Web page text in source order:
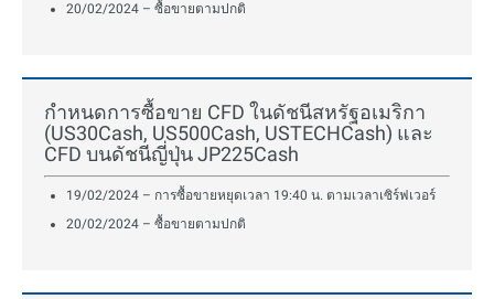
20/02/2024 – ซื้อขายตามปกติ
กำหนดการซื้อขาย CFD ในดัชนีสหรัฐอเมริกา
(US30Cash, US500Cash, USTECHCash) และ
CFD บนดัชนีญี่ปุ่น JP225Cash
19/02/2024 – การซื้อขายหยุดเวลา 19:40 น. ตามเวลาเซิร์ฟเวอร์
20/02/2024 – ซื้อขายตามปกติ